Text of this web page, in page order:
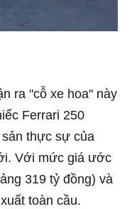
ra "cỗ xe hoa" này
Ferrari 250
thực sự của
Với mức giá ước
319 tỷ đồng) và
toàn cầu.